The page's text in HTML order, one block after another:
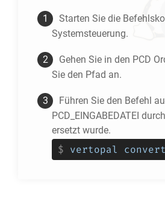
Starten Sie die
Systemsteuerung.
Gehen Sie in den PCD
Sie den Pfad an.
Führen Sie den Befehl
PCD_EINGABEDATEI
ersetzt wurde.
$ vertopal convert